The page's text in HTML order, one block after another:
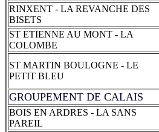
RINXENT - LA REVANCHE DES
BISETS
ST ETIENNE AU MONT - LA
COLOMBE
ST MARTIN BOULOGNE - LE
PETIT BLEU
GROUPEMENT DE CALAIS
BOIS EN ARDRES - LA SANS
PAREIL